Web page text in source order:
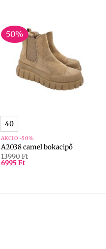
50%
40
AKCIÓ -50%
A2038 camel bokacipő
13990Ft
6995Ft